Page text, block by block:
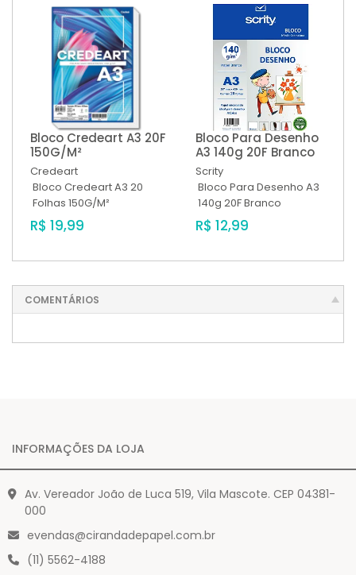
Bloco Credeart A3 20F
150G/M²
Credeart
Bloco Credeart A3 20
Folhas 150G/M²
R$ 19,99
Bloco Para Desenho
A3 140g 20F Branco
Scrity
Bloco Para Desenho A3
140g 20F Branco
R$ 12,99
COMENTÁRIOS
INFORMAÇÕES DA LOJA
Av. Vereador João de Luca 519, Vila Mascote. CEP 04381-
000
evendas@cirandadepapel.com.br
(11) 5562-4188